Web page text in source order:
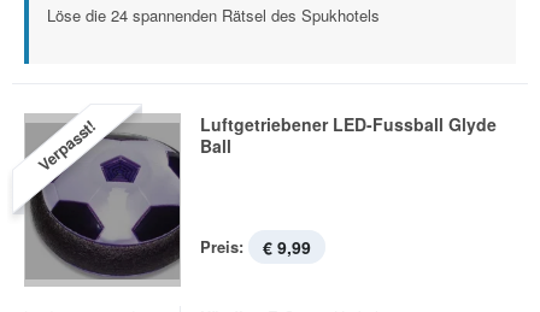
Löse die 24 spannenden Rätsel des Spukhotels
Verpasst!
Luftgetriebener LED-Fussball Glyde
Ball
Preis: € 9,99